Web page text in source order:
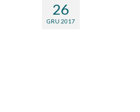
26
GRU 2017